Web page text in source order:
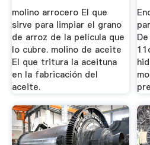
molino arrocero El que
sirve para limpiar el grano
de arroz de la película que
lo cubre. molino de aceite
El que tritura la aceituna
en la fabricación del
aceite.